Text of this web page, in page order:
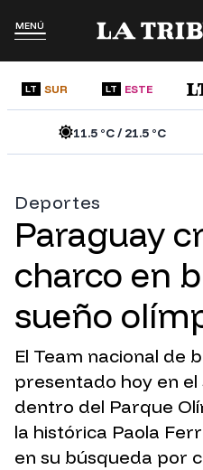
MENÚ
LT SUR LT ESTE
11.5°C /21.5°C
Deportes
Paraguay
charco en
sueño
El Team nacional de
presentado hoy en
dentro del Parque
la histórica Paola
en su búsqueda por